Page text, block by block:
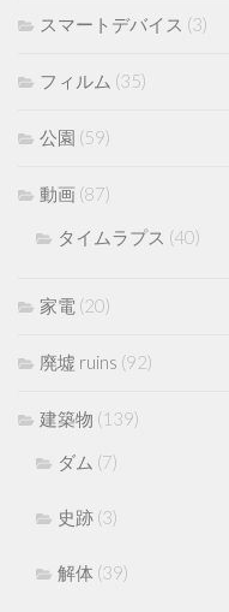
スマートデバイス (3)
フィルム (35)
公園 (59)
動画 (87)
タイムラプス (40)
家電 (20)
廃墟 ruins (92)
建築物 (139)
ダム (7)
史跡 (3)
解体 (39)